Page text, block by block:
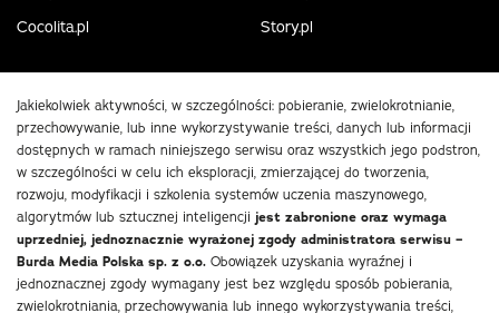
Cocolita.pl
Story.pl
Jakiekolwiek aktywności, w szczególności: pobieranie, zwielokrotnianie,
przechowywanie, lub inne wykorzystywanie treści, danych lub informacji
dostępnych w ramach niniejszego serwisu oraz wszystkich jego podstron,
w szczególności w celu ich eksploracji, zmierzającej do tworzenia,
rozwoju, modyfikacji i szkolenia systemów uczenia maszynowego,
algorytmów lub sztucznej inteligencji jest zabronione oraz wymaga
uprzedniej, jednoznacznie wyrażonej zgody administratora serwisu –
Burda Media Polska sp. z o.o. Obowiązek uzyskania wyraźnej i
jednoznacznej zgody wymagany jest bez względu sposób pobierania,
zwielokrotniania, przechowywania lub innego wykorzystywania treści,